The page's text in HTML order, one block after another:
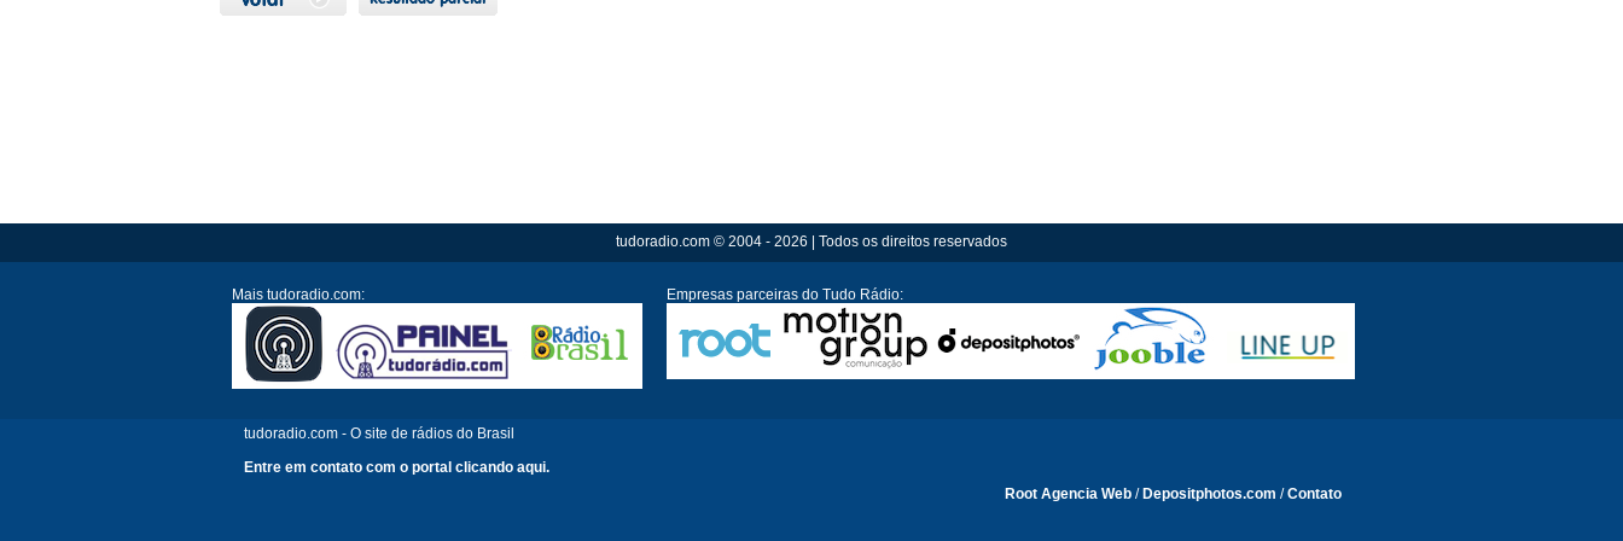
tudoradio.com © 2004 - 2026 | Todos os direitos reservados
Mais tudoradio.com: Empresas parceiras do Tudo Rádio:
tudoradio.com - O site de rádios do Brasil
Entre em contato com o portal clicando aqui.
Root Agencia Web / Depositphotos.com /Contato